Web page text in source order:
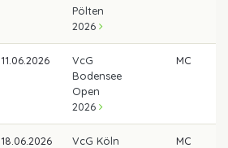
Pölten
2026
11.06.2026
VcG
Bodensee
Open
2026
MC
18.06.2026
VcG Köln
MC